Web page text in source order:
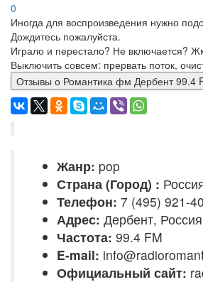
0
Иногда для воспроизведения нужно
Дождитесь пожалуйста.
Играло и перестало? Не включается?
Выключить совсем: прервать поток,
Отзывы о Романтика фм Дербент 99.4
Жанр: pop
Страна (Город) :
Телефон: 7 (495) 921-
Адрес: Дербент, Россия
Частота: 99.4 FM
E-mail:
Официальный сайт: